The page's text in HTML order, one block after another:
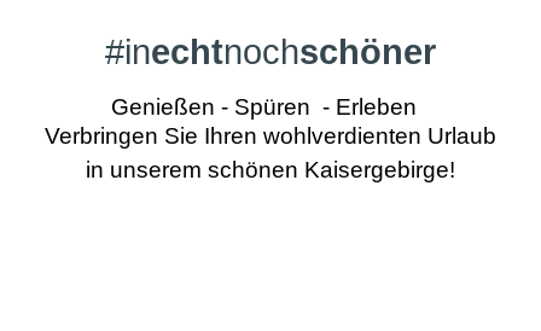
#inechtnochschöner
Genießen - Spüren - Erleben
Verbringen Sie Ihren wohlverdienten Urlaub
in unserem schönen Kaisergebirge!